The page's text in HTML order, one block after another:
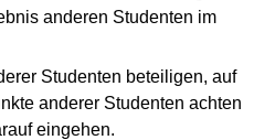
anderen Studenten im
Studenten beteiligen, auf
anderer Studenten achten
eingehen.